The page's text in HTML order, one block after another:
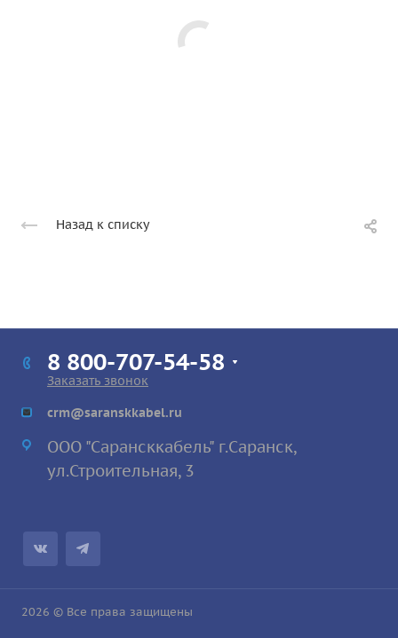
Назад к списку
8 800-707-54-58
Заказать звонок
crm@saranskkabel.ru
ООО "Сарансккабель" г.Саранск,
ул.Строительная, 3
2026 © Все права защищены